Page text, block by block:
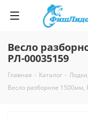
Весло
РЛ-00035159
Главная - Каталог -
Весло разборное 1500мм,